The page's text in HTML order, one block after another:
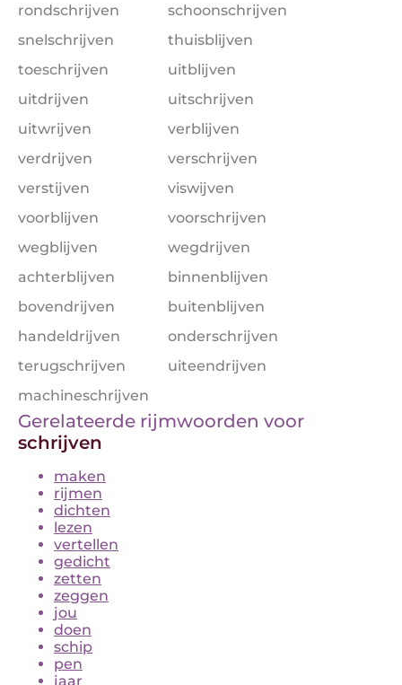
rondschrijven
schoonschrijven
snelschrijven
thuisblijven
toeschrijven
uitblijven
uitdrijven
uitschrijven
uitwrijven
verblijven
verdrijven
verschrijven
verstijven
viswijven
voorblijven
voorschrijven
wegblijven
wegdrijven
achterblijven
binnenblijven
bovendrijven
buitenblijven
handeldrijven
onderschrijven
terugschrijven
uiteendrijven
machineschrijven
Gerelateerde rijmwoorden voor
schrijven
maken
rijmen
dichten
lezen
vertellen
gedicht
zetten
zeggen
jou
doen
schip
pen
jaar